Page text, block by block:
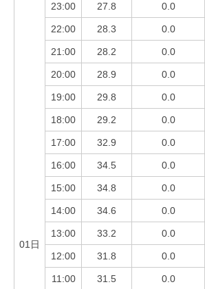
01日
23:00 27.8 0.0
22:00 28.3 0.0
21:00 28.2 0.0
20:00 28.9 0.0
19:00 29.8 0.0
18:00 29.2 0.0
17:00 32.9 0.0
16:00 34.5 0.0
15:00 34.8 0.0
14:00 34.6 0.0
13:00 33.2 0.0
12:00 31.8 0.0
11:00 31.5 0.0